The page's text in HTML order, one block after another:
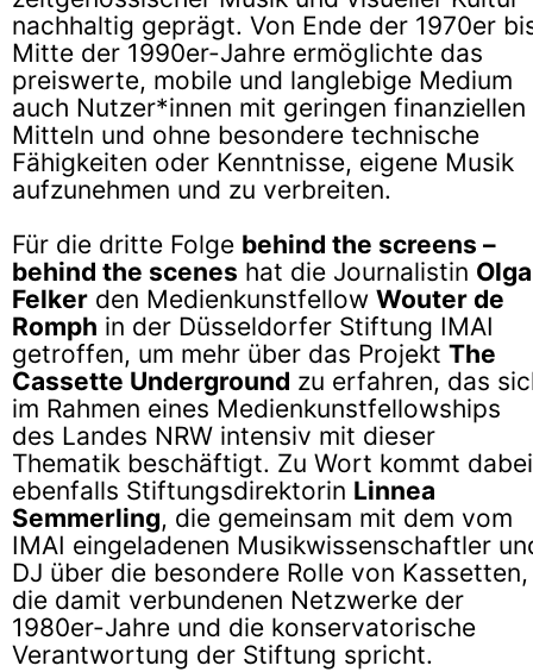
nachhaltig geprägt. Von Ende der 1970er
Mitte der 1990er-Jahre ermöglichte das
preiswerte, mobile und langlebige Medium
auch Nutzer*innen mit geringen finanziellen
Mitteln und ohne besondere technische
Fähigkeiten oder Kenntnisse, eigene Musik
aufzunehmen und zu verbreiten.
Für die dritte Folge behind the screens –
behind the scenes hat die Journalistin Olga
Felker den Medienkunstfellow Wouter de
Romph in der Düsseldorfer Stiftung IMAI
getroffen, um mehr über das Projekt The
Cassette Underground zu erfahren, das
im Rahmen eines Medienkunstfellowships
des Landes NRW intensiv mit dieser
Thematik beschäftigt. Zu Wort kommt dabei
ebenfalls Stiftungsdirektorin Linnea
Semmerling, die gemeinsam mit dem vom
IMAI eingeladenen Musikwissenschaftler
DJ über die besondere Rolle von Kassetten,
die damit verbundenen Netzwerke der
1980er-Jahre und die konservatorische
Verantwortung der Stiftung spricht.